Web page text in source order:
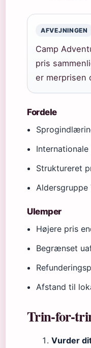
AFVEJNINGEN
Camp
pris
er merprisen
Fordele
Struktureret
Ulemper
Højere pris
Begrænset
Afstand til
Trin-for-
Vurder